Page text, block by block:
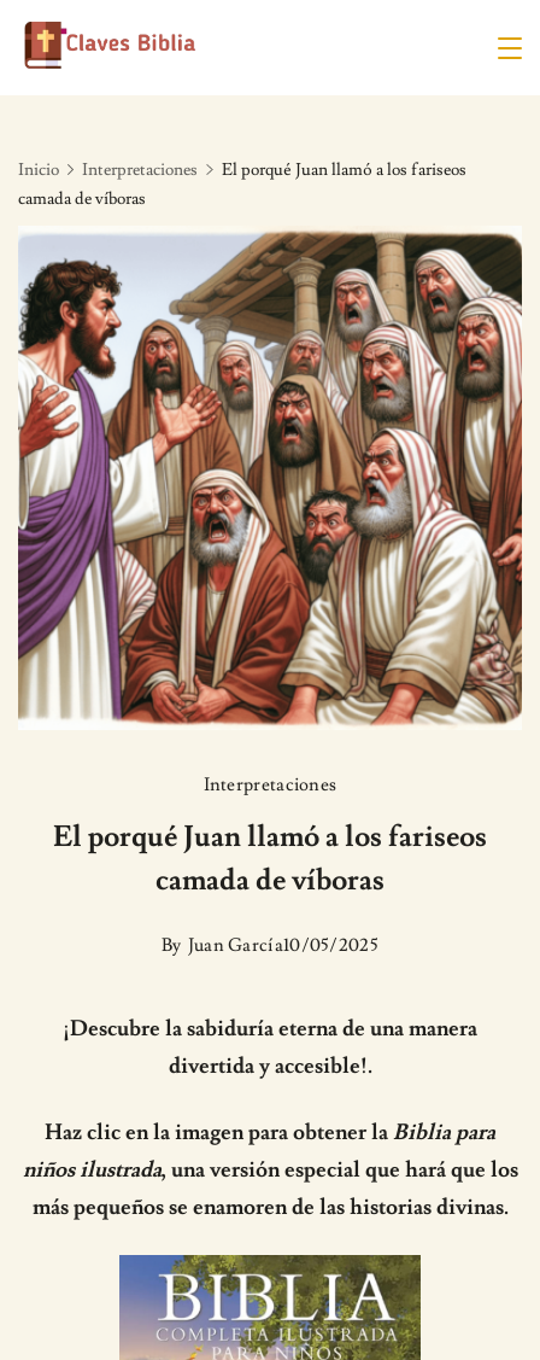
Skip
Inicio Interpretaciones
El porqué Juan llamó a los fariseos
camada de víboras
Interpretaciones
El porqué Juan llamó a los fariseos
camada de víboras
By Juan García10/05/2025
¡Descubre la sabiduría eterna de una manera
divertida y accesible!.
Haz clic en la imagen para obtener laBiblia para
niños ilustrada, una versión especial que hará que los
más pequeños se enamoren de las historias divinas.